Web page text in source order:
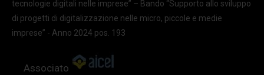
tecnologie digitali nelle imprese” – Bando “Supporto allo sviluppo
di progetti di digitalizzazione nelle micro, piccole e medie
imprese” - Anno 2024 pos. 193
Associato